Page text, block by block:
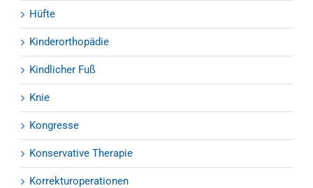
Hüfte
Kinderorthopädie
Kindlicher Fuß
Knie
Kongresse
Konservative Therapie
Korrekturoperationen